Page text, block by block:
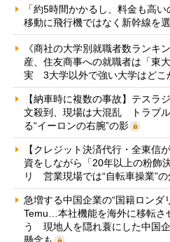
「約5時間かかるし、料金も高
移動に飛行機ではなく新幹線を
《商社の大学別就職者数ランキ
産、住友商事への就職者は「東
実 3大学以外で強い大学はどこ
【納車時に複数の事故】テスラ
文殺到、現場は大混乱 トラブ
る“イーロンの右腕”の影
【クレジット決済代行・全東信
資をしながら「20年以上の粉飾
リ 営業現場では“自転車操業”
急増する中国企業の“国籍ロンダ
Temu…本社機能を海外に移転さ
う 現地人を隠れ蓑にした中国
懸念も